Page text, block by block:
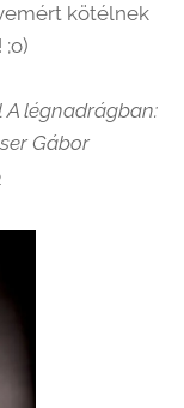
kötélnek
A légnadrágban:
Gábor